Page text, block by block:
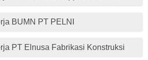
BUMN PT PELNI
PT Elnusa Fabrikasi Konstruksi